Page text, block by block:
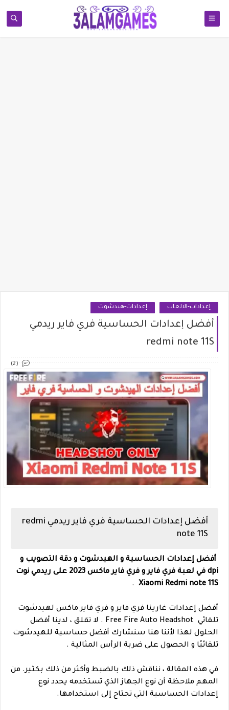
إعدادات-الالعاب إعدادات-هيدشوت
أفضل إعدادات الحساسية فري فاير ريدمي
redmi note 11S
(2)
أفضل إعدادات الحساسية فري فاير ريدمي redmi
note 11S
أفضل إعدادات الحساسية و الهيدشوت و دقة التصويب و
dpi في لعبة فري فاير و فري فاير ماكس 2023 على ريدمي نوت
Xiaomi Redmi note 11S
.
أفضل إعدادات غارينا فري فاير و فري فاير ماكس لهيدشوت
تلقائي Free Fire Auto Headshot . لا تقلق ، لدينا أفضل
الحلول لهذا لأننا هنا سنشارك أفضل حساسية للهيدشوت
تلقائيًا و الحصول على ضربة الرأس المثالية .
في هذه المقالة ، نناقش ذلك بالضبط وأكثر من ذلك بكثير. من
المهم ملاحظة أن نوع الجهاز الذي تستخدمه يحدد نوع
إعدادات الحساسية التي تحتاج إلى استخدامها.